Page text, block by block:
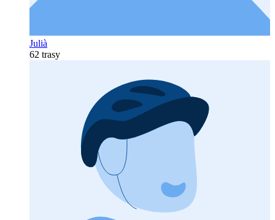
Julià
62 trasy